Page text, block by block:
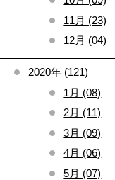
11月 (23)
12月 (04)
2020年 (121)
1月 (08)
2月 (11)
3月 (09)
4月 (06)
5月 (07)